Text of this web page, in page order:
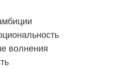
волнения